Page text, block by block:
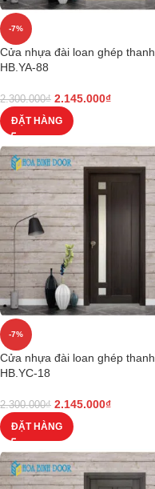
-7%
Cửa nhựa đài loan ghép thanh
HB.YA-88
2.300.000₫ 2.145.000₫
ĐẶT HÀNG
-7%
Cửa nhựa đài loan ghép thanh
HB.YC-18
2.300.000₫ 2.145.000₫
ĐẶT HÀNG